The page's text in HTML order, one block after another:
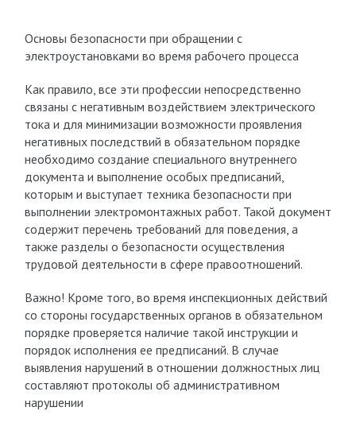
Основы безопасности при обращении с
электроустановками во время рабочего процесса
Как правило, все эти профессии непосредственно
связаны с негативным воздействием электрического
тока и для минимизации возможности проявления
негативных последствий в обязательном порядке
необходимо создание специального внутреннего
документа и выполнение особых предписаний,
которым и выступает техника безопасности при
выполнении электромонтажных работ. Такой документ
содержит перечень требований для поведения, а
также разделы о безопасности осуществления
трудовой деятельности в сфере правоотношений.
Важно! Кроме того, во время инспекционных действий
со стороны государственных органов в обязательном
порядке проверяется наличие такой инструкции и
порядок исполнения ее предписаний. В случае
выявления нарушений в отношении должностных лиц
составляют протоколы об административном
нарушении